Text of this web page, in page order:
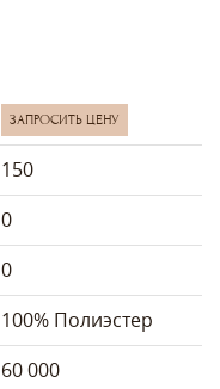
ЗАПРОСИТЬ ЦЕНУ
150
0
0
100% Полиэстер
60 000